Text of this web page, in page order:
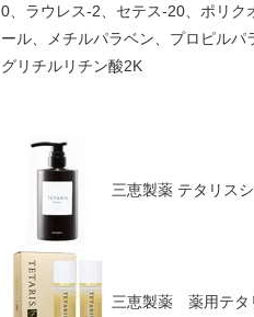
0、ラウレス-2、セテス-20、ポリク
ール、メチルパラベン、プロピルパ
グリチルリチン酸2K
三恵製薬 テタリス
三恵製薬 薬用テタ